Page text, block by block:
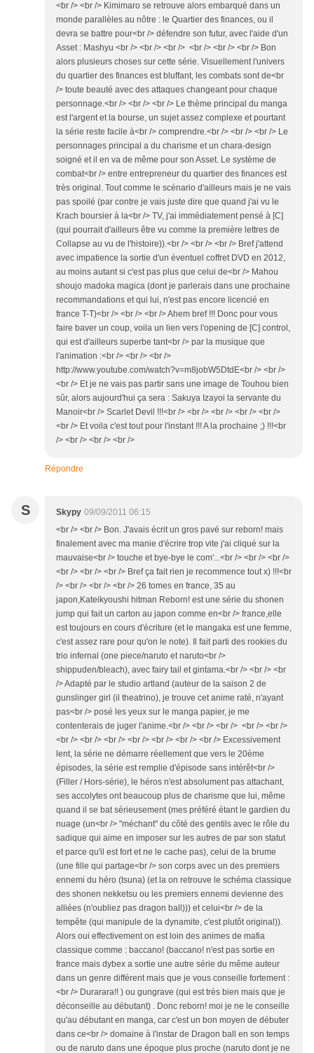
<br /> <br /> Kimimaro se retrouve alors embarqué dans un
monde parallèles au nôtre : le Quartier des finances, ou il
devra se battre pour<br /> défendre son futur, avec l'aide d'un
Asset : Mashyu <br /> <br /> <br /> <br /> <br /> <br /> Bon
alors plusieurs choses sur cette série. Visuellement l'univers
du quartier des finances est bluffant, les combats sont de<br
/> toute beauté avec des attaques changeant pour chaque
personnage.<br /> <br /> <br /> Le thème principal du manga
est l'argent et la bourse, un sujet assez complexe et pourtant
la série reste facile à<br /> comprendre.<br /> <br /> <br /> Le
personnages principal a du charisme et un chara-design
soigné et il en va de même pour son Asset. Le système de
combat<br /> entre entrepreneur du quartier des finances est
très original. Tout comme le scénario d'ailleurs mais je ne vais
pas spoilé (par contre je vais juste dire que quand j'ai vu le
Krach boursier à la<br /> TV, j'ai immédiatement pensé à [C]
(qui pourrait d'ailleurs être vu comme la première lettres de
Collapse au vu de l'histoire)).<br /> <br /> <br /> Bref j'attend
avec impatience la sortie d'un éventuel coffret DVD en 2012,
au moins autant si c'est pas plus que celui de<br /> Mahou
shoujo madoka magica (dont je parlerais dans une prochaine
recommandations et qui lui, n'est pas encore licencié en
france T-T)<br /> <br /> <br /> Ahem bref !!! Donc pour vous
faire baver un coup, voila un lien vers l'opening de [C] control,
qui est d'ailleurs superbe tant<br /> par la musique que
l'animation :<br /> <br /> <br />
http://www.youtube.com/watch?v=m8jobW5DtdE<br /> <br />
<br /> Et je ne vais pas partir sans une image de Touhou bien
sûr, alors aujourd'hui ça sera : Sakuya Izayoi la servante du
Manoir<br /> Scarlet Devil !!!<br /> <br /> <br /> <br /> <br />
<br /> Et voila c'est tout pour l'instant !!! A la prochaine ;) !!!<br
/> <br /> <br /> <br />
Répondre
S Skypy 09/09/2011 06:15
<br /> <br /> Bon. J'avais écrit un gros pavé sur reborn! mais
finalement avec ma manie d'écrire trop vite j'ai cliqué sur la
mauvaise<br /> touche et bye-bye le com'...<br /> <br /> <br />
<br /> <br /> <br /> Bref ça fait rien je recommence tout x) !!!<br
/> <br /> <br /> <br /> 26 tomes en france, 35 au
japon,Kateikyoushi hitman Reborn! est une série du shonen
jump qui fait un carton au japon comme en<br /> france,elle
est toujours en cours d'écriture (et le mangaka est une femme,
c'est assez rare pour qu'on le note). Il fait parti des rookies du
trio infernal (one piece/naruto et naruto<br />
shippuden/bleach), avec fairy tail et gintama.<br /> <br /> <br
/> Adapté par le studio artland (auteur de la saison 2 de
gunslinger girl (il theatrino), je trouve cet anime raté, n'ayant
pas<br /> posé les yeux sur le manga papier, je me
contenterais de juger l'anime.<br /> <br /> <br /> <br /> <br />
<br /> <br /> <br /> <br /> <br /> <br /> <br /> Excessivement
lent, la série ne démarre réellement que vers le 20ème
épisodes, la série est remplie d'épisode sans intérêt<br />
(Filler / Hors-série), le héros n'est absolument pas attachant,
ses accolytes ont beaucoup plus de charisme que lui, même
quand il se bat sérieusement (mes préféré étant le gardien du
nuage (un<br /> "méchant" du côté des gentils avec le rôle du
sadique qui aime en imposer sur les autres de par son statut
et parce qu'il est fort et ne le cache pas), celui de la brume
(une fille qui partage<br /> son corps avec un des premiers
ennemi du héro (tsuna) (et la on retrouve le schéma classique
des shonen nekketsu ou les premiers ennemi devienne des
alliées (n'oubliez pas dragon ball))) et celui<br /> de la
tempête (qui manipule de la dynamite, c'est plutôt original)).
Alors oui effectivement on est loin des animes de mafia
classique comme : baccano! (baccano! n'est pas sortie en
france mais dybex a sortie une autre série du même auteur
dans un genre différent mais que je vous conseille fortement :
<br /> Durarara!! ) ou gungrave (qui est très bien mais que je
déconseille au débutant) . Donc reborn! moi je ne le conseille
qu'au débutant en manga, car c'est un bon moyen de débuter
dans ce<br /> domaine à l'instar de Dragon ball en son temps
ou de naruto dans une époque plus proche (naruto dont je ne